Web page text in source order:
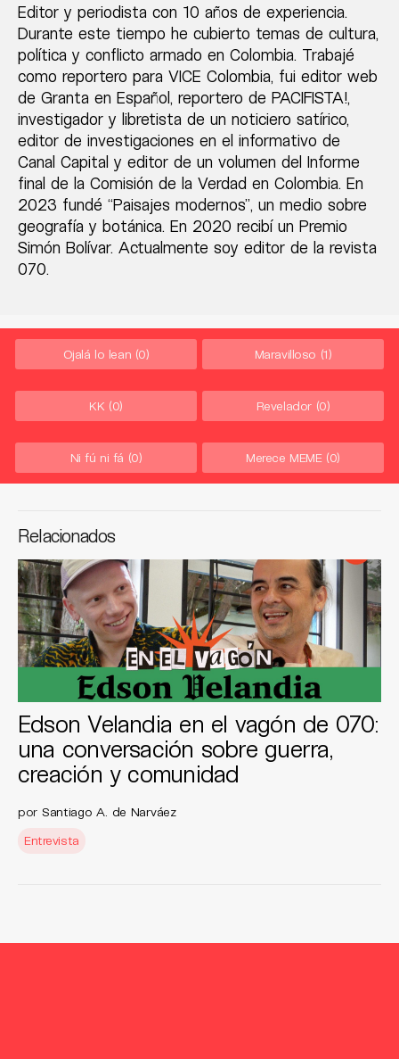
Editor y periodista con 10 años de experiencia.
Durante este tiempo he cubierto temas de cultura,
política y conflicto armado en Colombia. Trabajé
como reportero para VICE Colombia, fui editor web
de Granta en Español, reportero de PACIFISTA!,
investigador y libretista de un noticiero satírico,
editor de investigaciones en el informativo de
Canal Capital y editor de un volumen del Informe
final de la Comisión de la Verdad en Colombia. En
2023 fundé “Paisajes modernos”, un medio sobre
geografía y botánica. En 2020 recibí un Premio
Simón Bolívar. Actualmente soy editor de la revista
070.
Ojalá lo lean (0) Maravilloso (1)
KK (0) Revelador (0)
Ni fú ni fá (0) Merece MEME (0)
Relacionados
Edson Velandia en el vagón de 070:
una conversación sobre guerra,
creación y comunidad
por Santiago A. de Narváez
Entrevista